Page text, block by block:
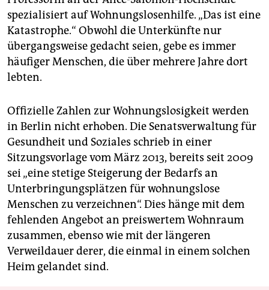
spezialisiert auf Wohnungslosenhilfe. „Das ist eine
Katastrophe.“ Obwohl die Unterkünfte nur
übergangsweise gedacht seien, gebe es immer
häufiger Menschen, die über mehrere Jahre dort
lebten.
Offizielle Zahlen zur Wohnungslosigkeit werden
in Berlin nicht erhoben. Die Senatsverwaltung für
Gesundheit und Soziales schrieb in einer
Sitzungsvorlage vom März 2013, bereits seit 2009
sei „eine stetige Steigerung der Bedarfs an
Unterbringungsplätzen für wohnungslose
Menschen zu verzeichnen“. Dies hänge mit dem
fehlenden Angebot an preiswertem Wohnraum
zusammen, ebenso wie mit der längeren
Verweildauer derer, die einmal in einem solchen
Heim gelandet sind.